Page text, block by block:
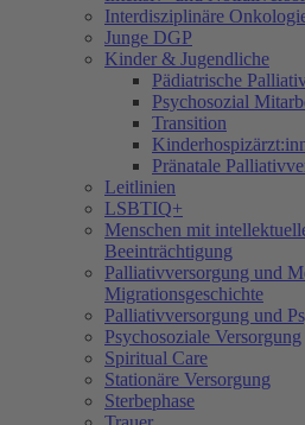
Interdisziplinäre
Junge DGP
Kinder & Jugendliche
Pädiatrische
Psychosozial
Transition
Pränatale
Leitlinien
LSBTIQ+
Menschen mit
Beeinträchtigung
Palliativversorgung und
Migrationsgeschichte
Palliativversorgung und
Psychosoziale Versorgung
Spiritual Care
Stationäre Versorgung
Sterbephase